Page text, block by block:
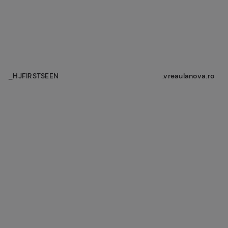
_HJFIRSTSEEN .vreaulanova.ro